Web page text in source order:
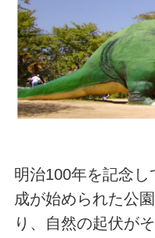
明治100年を記念
成が始められた公
り、自然の起伏が